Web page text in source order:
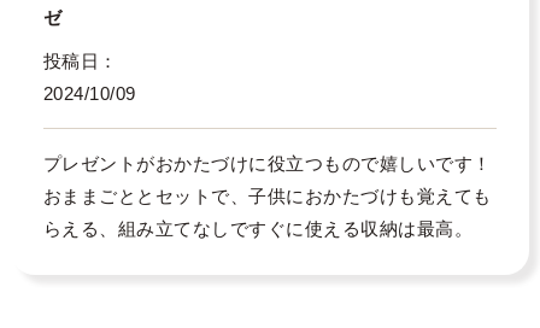
ゼ
投稿日
2024/10/09
プレゼントがおかたづけに役立つもので嬉しいです！
おままごととセットで、子供におかたづけも覚えても
らえる、組み立てなしですぐに使える収納は最高。